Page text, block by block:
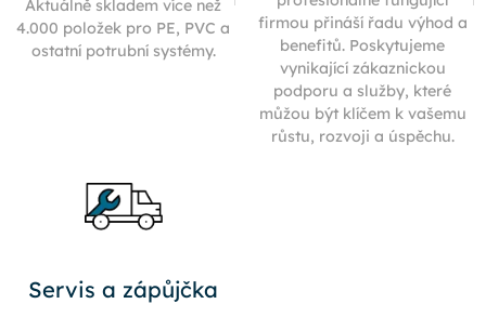
Aktuálně skladem více než
4.000 položek pro PE, PVC a
ostatní potrubní systémy.
firmou přináší řadu výhod a
benefitů. Poskytujeme
vynikající zákaznickou
podporu a služby, které
můžou být klíčem k vašemu
růstu, rozvoji a úspěchu.
Servis a zápůjčka